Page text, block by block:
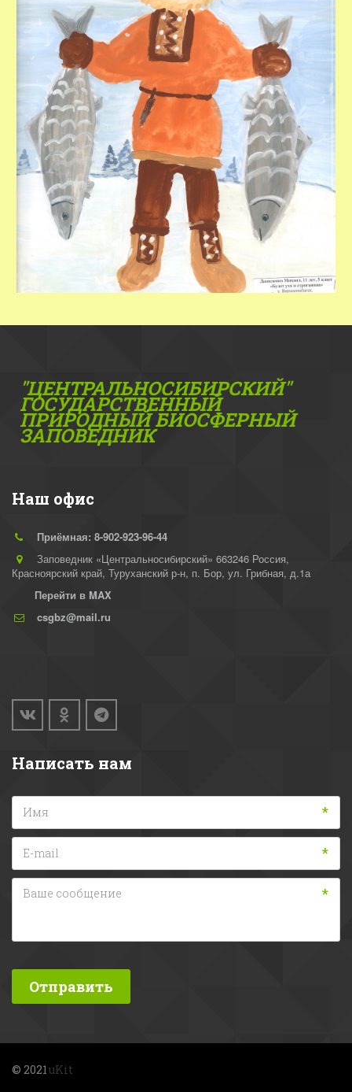
"ЦЕНТРАЛЬНОСИБИРСКИЙ"
ГОС­УДАРСТВЕННЫЙ
ПРИРОДНЫЙ БИОСФЕРНЫЙ
ЗАПОВЕДНИК
Наш офис
Приёмная: 8-902-923-96-44
Заповедник «Центральносибирский» 663246 Россия,
Красноярский край, Туруханский р-н, п. Бор, ул. Грибная, д.1а
Перейти в MAX
csgbz@mail.ru
Написать нам
*
*
*
Отправить
© 2021 uKit